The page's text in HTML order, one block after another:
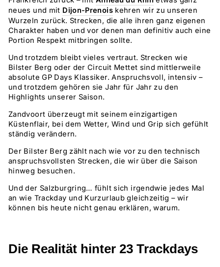
neues und mit Dijon-Prenois kehren wir zu unseren
Wurzeln zurück. Strecken, die alle ihren ganz eigenen
Charakter haben und vor denen man definitiv auch eine
Portion Respekt mitbringen sollte.
Und trotzdem bleibt vieles vertraut. Strecken wie
Bilster Berg oder der Circuit Mettet sind mittlerweile
absolute GP Days Klassiker. Anspruchsvoll, intensiv –
und trotzdem gehören sie Jahr für Jahr zu den
Highlights unserer Saison.
Zandvoort überzeugt mit seinem einzigartigen
Küstenflair, bei dem Wetter, Wind und Grip sich gefühlt
ständig verändern.
Der Bilster Berg zählt nach wie vor zu den technisch
anspruchsvollsten Strecken, die wir über die Saison
hinweg besuchen.
Und der Salzburgring… fühlt sich irgendwie jedes Mal
an wie Trackday und Kurzurlaub gleichzeitig – wir
können bis heute nicht genau erklären, warum.
Die Realität hinter 23 Trackdays